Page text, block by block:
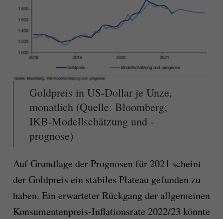
Goldpreis in US-Dollar je Unze,
monatlich (Quelle: Bloomberg;
IKB-Modellschätzung und -
prognose)
Auf Grundlage der Prognosen für 2021 scheint
der Goldpreis ein stabiles Plateau gefunden zu
haben. Ein erwarteter Rückgang der allgemeinen
Konsumentenpreis-Inflationsrate 2022/23 könnte